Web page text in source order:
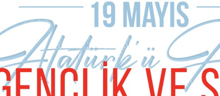
E-mail Adresiniz (zorunlu değil)